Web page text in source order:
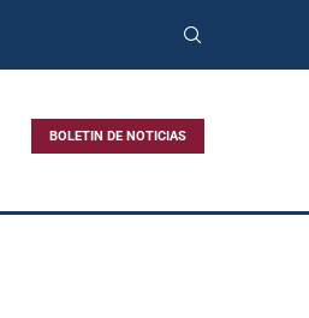
BOLETIN DE NOTICIAS